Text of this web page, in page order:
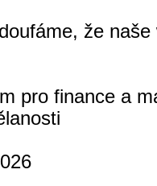
že
pro finance a